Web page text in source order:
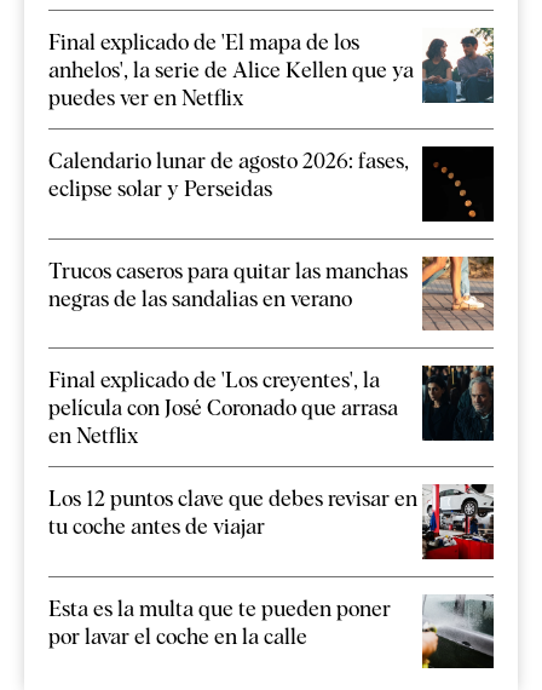
Final explicado de 'El mapa de los
anhelos', la serie de Alice Kellen que ya
puedes ver en Netflix
Calendario lunar de agosto 2026: fases,
eclipse solar y Perseidas
Trucos caseros para quitar las manchas
negras de las sandalias en verano
Final explicado de 'Los creyentes', la
película con José Coronado que arrasa
en Netflix
Los 12 puntos clave que debes revisar en
tu coche antes de viajar
Esta es la multa que te pueden poner
por lavar el coche en la calle